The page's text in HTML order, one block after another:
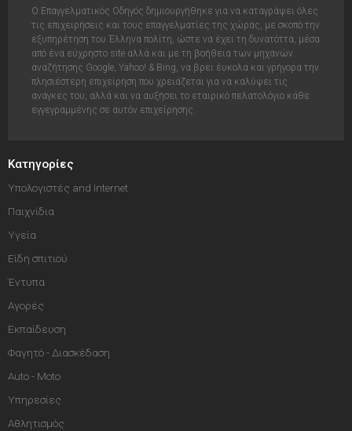
Ο Επαγγελματικός Οδηγός δημιουργήθηκε για να καταγράψει όλες
τις επιχειρήσεις και τους επαγγελματίες της χώρας, με σκοπό την
εξυπηρέτηση του Έλληνα πολίτη, ώστε να έχει τη δυνατόττα, μέσα
από ένα εύχρηστο site αλλά και με τη βοήθεια των μηχανών
αναζήτησης Google, Yahoo! & Bing, να βρει έυκολα και γρήγορα την
πλησιέστερη επιχείρηση που χρειάζεται για να καλύψει τις
ανάγκες του, αλλά και να αυξήσει το εταιρικό πελατολόγιο κάθε
εγγεγραμμένης σε αυτόν επιχείρησης.
Κατηγορίες
Υπολογιστές and Internet
Παιχνίδια
Υγεία
Είδη σπιτιού
Έντυπα
Αγορές
Εκπαίδευση
Φαγητό - Διασκέδαση
Auto - Moto
Υπηρεσίες
Αθλητισμός